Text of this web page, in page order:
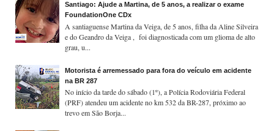
Santiago: Ajude a Martina, de 5 anos, a realizar o exame
FoundationOne CDx
A santiaguense Martina da Veiga, de 5 anos, filha da Aline Silveira
e do Geandro da Veiga , foi diagnosticada com um glioma de alto
grau, u...
Motorista é arremessado para fora do veículo em acidente
na BR 287
No início da tarde do sábado (1º), a Polícia Rodoviária Federal
(PRF) atendeu um acidente no km 532 da BR-287, próximo ao
trevo em São Borja...